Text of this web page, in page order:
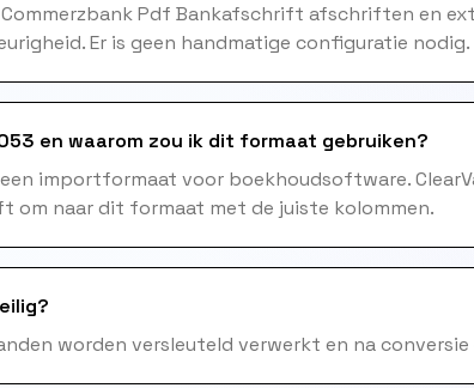
Pdf Bankafschrift afschriften en
Er is geen handmatige configuratie nodig.
en waarom zou ik dit formaat gebruiken?
een importformaat voor boekhoudsoftware.
om naar dit formaat met de juiste kolommen.
worden versleuteld verwerkt en na